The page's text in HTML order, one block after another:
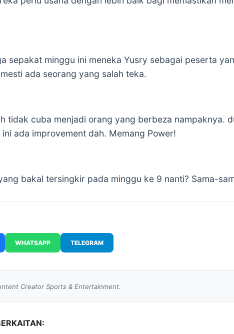
sepakat minggu ini meneka Yusry sebagai peserta
ada seorang yang salah teka.
tidak cuba menjadi orang yang berbeza nampaknya.
ada improvement dah. Memang Power!
bakal tersingkir pada minggu ke 9 nanti? Sama-
WHATSAPP TELEGRAM
Creator Sports & Entertainment.